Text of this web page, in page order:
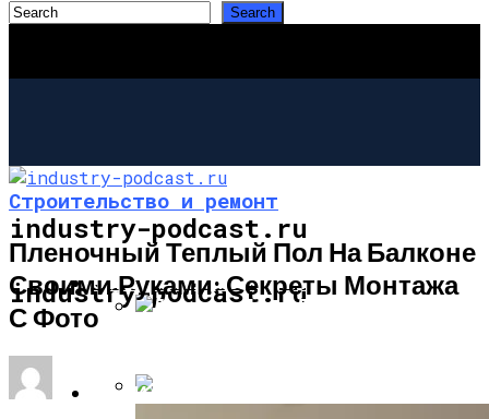
industry-podcast.ru
industry-podcast.ru
СТРОИТЕЛЬСТВО И РЕМОНТ
САД И ОГОРОД
Строительство и ремонт
Пленочный Теплый Пол На Балконе
Своими Руками: Секреты Монтажа
С Фото